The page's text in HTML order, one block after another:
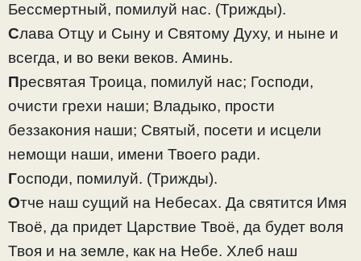
Бессмертный, помилуй нас. (Трижды).
Слава Отцу и Сыну и Святому Духу, и ныне и
всегда, и во веки веков. Аминь.
Пресвятая Троица, помилуй нас; Господи,
очисти грехи наши; Владыко, прости
беззакония наши; Святый, посети и исцели
немощи наши, имени Твоего ради.
Господи, помилуй. (Трижды).
Отче наш сущий на Небесах. Да святится Имя
Твоё, да придет Царствие Твоё, да будет воля
Твоя и на земле, как на Небе. Хлеб наш